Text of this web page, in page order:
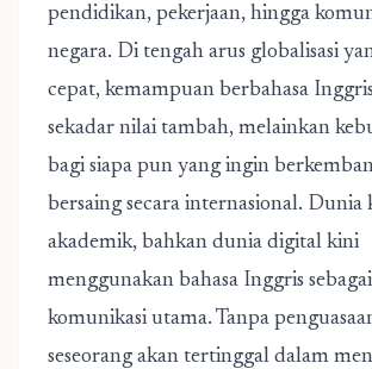
pendidikan, pekerjaan, hingga
negara. Di tengah arus globalisasi
cepat, kemampuan berbahasa
sekadar nilai tambah, melainkan
bagi siapa pun yang ingin
bersaing secara internasional. Dunia
akademik, bahkan dunia digital kini
menggunakan bahasa Inggris
komunikasi utama. Tanpa
seseorang akan tertinggal dalam